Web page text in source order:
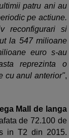
patru ani au
pe actiune.
reconfigurari si
la 547 milioane
euro s-au
reprezinta o
cu anul anterior",
Mall de langa
de 72.100 de
in T2 din 2015.